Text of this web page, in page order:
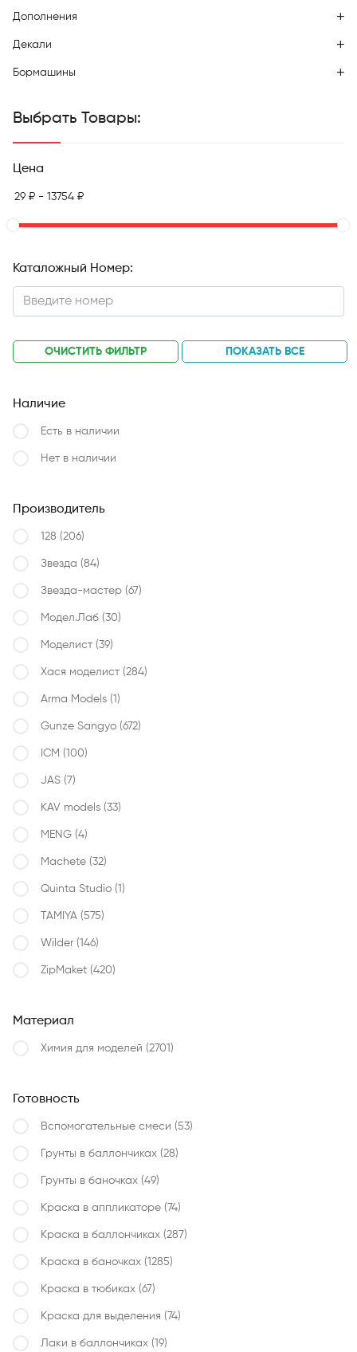
Дополнения
Декали
Бормашины
Выбрать Товары:
Цена
Каталожный Номер:
ОЧИСТИТЬ ФИЛЬТР ПОКАЗАТЬ ВСЕ
Наличие
Есть в наличии
Нет в наличии
Производитель
128 (206)
Звезда (84)
Звезда-мастер (67)
Модел.Лаб (30)
Моделист (39)
Хася моделист (284)
Arma Models (1)
Gunze Sangyo (672)
ICM (100)
JAS (7)
KAV models (33)
MENG (4)
Machete (32)
Quinta Studio (1)
TAMIYA (575)
Wilder (146)
ZipMaket (420)
Материал
Химия для моделей (2701)
Готовность
Вспомогательные смеси (53)
Грунты в баллончиках (28)
Грунты в баночках (49)
Краска в аппликаторе (74)
Краска в баллончиках (287)
Краска в баночках (1285)
Краска в тюбиках (67)
Краска для выделения (74)
Лаки в баллончиках (19)